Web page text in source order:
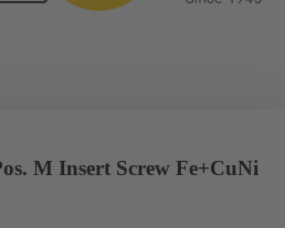
M Insert Screw Fe+CuNi